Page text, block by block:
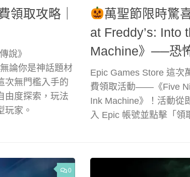
領取攻略｜
說》
論你是神話題材
次無門檻入手的
由度探索，玩法
玩家。
萬聖節限時驚
at Freddy’s: Into
Machine》──恐
Epic Games Store 這次
費領取活動——《Five
Ink Machine》！活動從
入 Epic 帳號並點擊「領
0